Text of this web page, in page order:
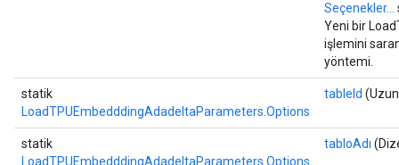
Seçenekler...
Yeni bir
işlemini
yöntemi.
statik
LoadTPUEmbedddingAdadeltaParameters.Options
tableId
statik
LoadTPUEmbedddingAdadeltaParameters.Options
tabloAdı